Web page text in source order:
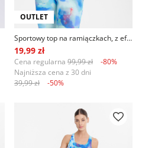
OUTLET
Sportowy top na ramiączkach, z efektem tie dye
19,99 zł
Cena regularna 99,99 zł
-80%
Najniższa cena z 30 dni
39,99 zł
-50%